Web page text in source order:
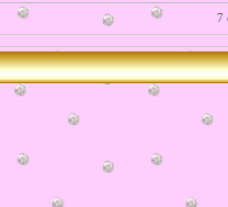
7